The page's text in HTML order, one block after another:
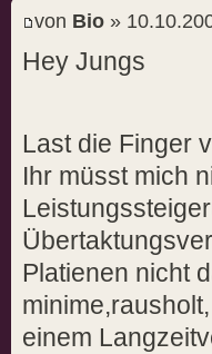
von Bio »
Hey Jungs
Last die Finger
Ihr müsst mich
Platienen nicht
einem